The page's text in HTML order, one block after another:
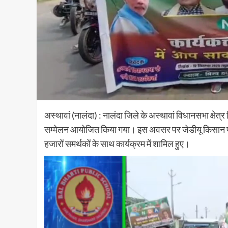
अस्थावां (नालंदा) : नालंदा जिले के अस्थावां विधानसभा
सम्मेलन आयोजित किया गया। इस अवसर पर जेडीयू किसान
हजारों समर्थकों के साथ कार्यक्रम में शामिल हुए।